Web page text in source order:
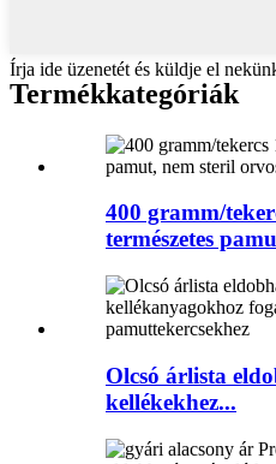
Írja ide üzenetét és küldje el
Termékkategóriák
400 gramm/
természetes
Olcsó árlista
kellékekhez...